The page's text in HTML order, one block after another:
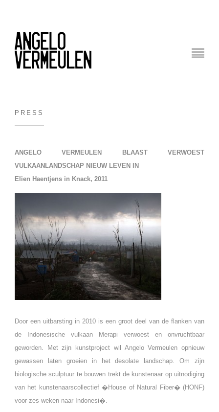
PRESS
ANGELO VERMEULEN BLAAST VERWOEST
VULKAANLANDSCHAP NIEUW LEVEN IN
Elien Haentjens in Knack, 2011
Door een uitbarsting in 2010 is een groot deel van de flanken van
de Indonesische vulkaan Merapi verwoest en onvruchtbaar
geworden. Met zijn kunstproject wil Angelo Vermeulen opnieuw
gewassen laten groeien in het desolate landschap. Om zijn
biologische sculptuur te bouwen trekt de kunstenaar op uitnodiging
van het kunstenaarscollectief �House of Natural Fiber� (HONF)
voor zes weken naar Indonesi�.